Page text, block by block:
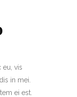
vis
in mei.
ei est.